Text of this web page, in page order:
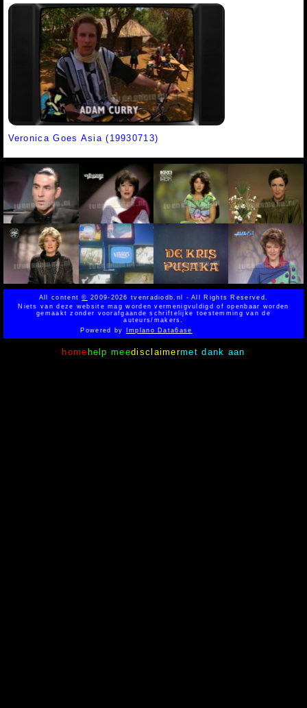
Veronica Goes Asia (19930713)
All content© 2009-2026 tvenradiodb.nl - All Rights Reserved.
Niets van deze website mag worden vermenigvuldigd of openbaar worden
gemaakt zonder voorafgaande schriftelijke toestemming van de
auteurs/makers.
Powered by Implano Data6ase
home help meedisclaimermet dank aan